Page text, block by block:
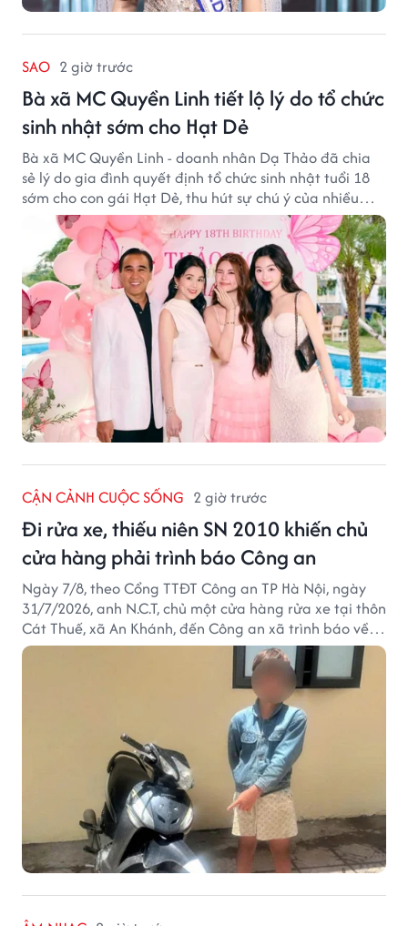
SAO 2 giờ trước
Bà xã MC Quyền Linh tiết lộ lý do tổ chức
sinh nhật sớm cho Hạt Dẻ
Bà xã MC Quyền Linh - doanh nhân Dạ Thảo đã chia
sẻ lý do gia đình quyết định tổ chức sinh nhật tuổi 18
sớm cho con gái Hạt Dẻ, thu hút sự chú ý của nhiều
người hâm mộ.
CẬN CẢNH CUỘC SỐNG 2 giờ trước
Đi rửa xe, thiếu niên SN 2010 khiến chủ
cửa hàng phải trình báo Công an
Ngày 7/8, theo Cổng TTĐT Công an TP Hà Nội, ngày
31/7/2026, anh N.C.T, chủ một cửa hàng rửa xe tại thôn
Cát Thuế, xã An Khánh, đến Công an xã trình báo về
việc bị mất trộm chiếc xe máy Honda Wave. Trong cốp
xe còn có nhiều giấy tờ cá nhân và khoảng 1,2 triệu